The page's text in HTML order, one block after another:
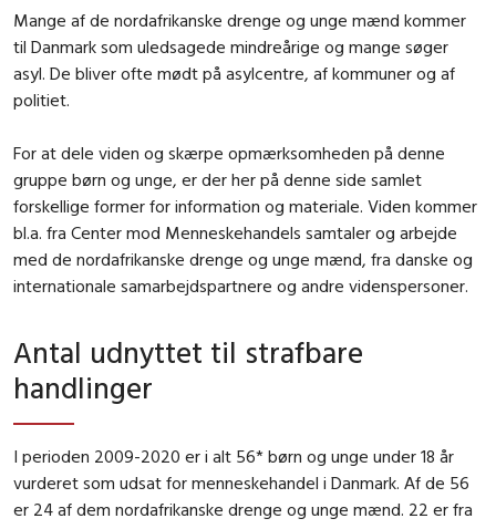
Mange af de nordafrikanske drenge og unge mænd kommer
til Danmark som uledsagede mindreårige og mange søger
asyl. De bliver ofte mødt på asylcentre, af kommuner og af
politiet.
For at dele viden og skærpe opmærksomheden på denne
gruppe børn og unge, er der her på denne side samlet
forskellige former for information og materiale. Viden kommer
bl.a. fra Center mod Menneskehandels samtaler og arbejde
med de nordafrikanske drenge og unge mænd, fra danske og
internationale samarbejdspartnere og andre videnspersoner.
Antal udnyttet til strafbare
handlinger
I perioden 2009-2020 er i alt 56* børn og unge under 18 år
vurderet som udsat for menneskehandel i Danmark. Af de 56
er 24 af dem nordafrikanske drenge og unge mænd. 22 er fra